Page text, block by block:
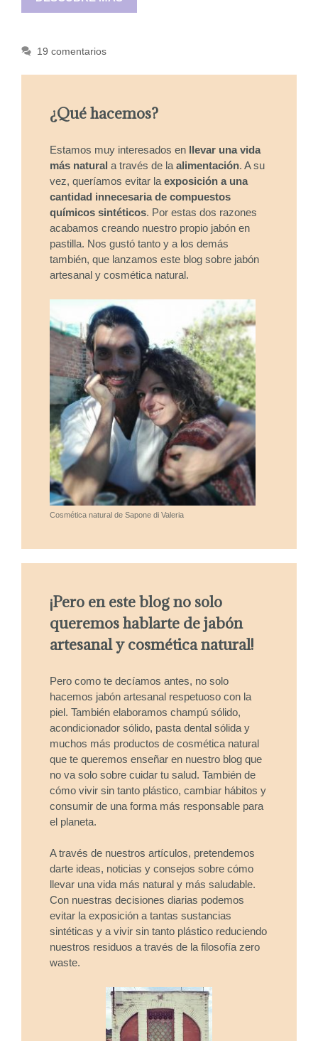
19 comentarios
¿Qué hacemos?
Estamos muy interesados en llevar una vida
más natural a través de la alimentación. A su
vez, queríamos evitar la exposición a una
cantidad innecesaria de compuestos
químicos sintéticos. Por estas dos razones
acabamos creando nuestro propio jabón en
pastilla. Nos gustó tanto y a los demás
también, que lanzamos este blog sobre jabón
artesanal y cosmética natural.
Cosmética natural de Sapone di Valeria
¡Pero en este blog no solo
queremos hablarte de jabón
artesanal y cosmética natural!
Pero como te decíamos antes, no solo
hacemos jabón artesanal respetuoso con la
piel. También elaboramos champú sólido,
acondicionador sólido, pasta dental sólida y
muchos más productos de cosmética natural
que te queremos enseñar en nuestro blog que
no va solo sobre cuidar tu salud. También de
cómo vivir sin tanto plástico, cambiar hábitos y
consumir de una forma más responsable para
el planeta.
A través de nuestros artículos, pretendemos
darte ideas, noticias y consejos sobre cómo
llevar una vida más natural y más saludable.
Con nuestras decisiones diarias podemos
evitar la exposición a tantas sustancias
sintéticas y a vivir sin tanto plástico reduciendo
nuestros residuos a través de la filosofía zero
waste.